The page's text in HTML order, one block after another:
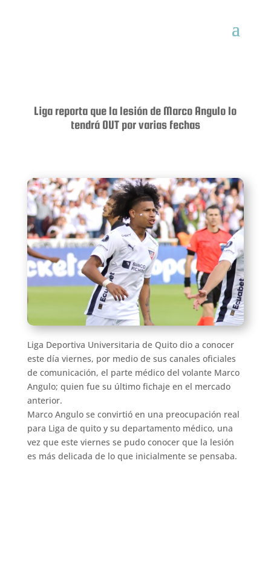
Liga reporta que la lesión de Marco Angulo lo
tendrá OUT por varias fechas
Liga Deportiva Universitaria de Quito dio a conocer
este día viernes, por medio de sus canales oficiales
de comunicación, el parte médico del volante Marco
Angulo; quien fue su último fichaje en el mercado
anterior.
Marco Angulo se convirtió en una preocupación real
para Liga de quito y su departamento médico, una
vez que este viernes se pudo conocer que la lesión
es más delicada de lo que inicialmente se pensaba.